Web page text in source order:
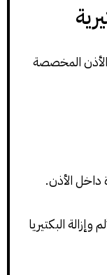
المخصصة
داخل الأذن.
البكتيريا